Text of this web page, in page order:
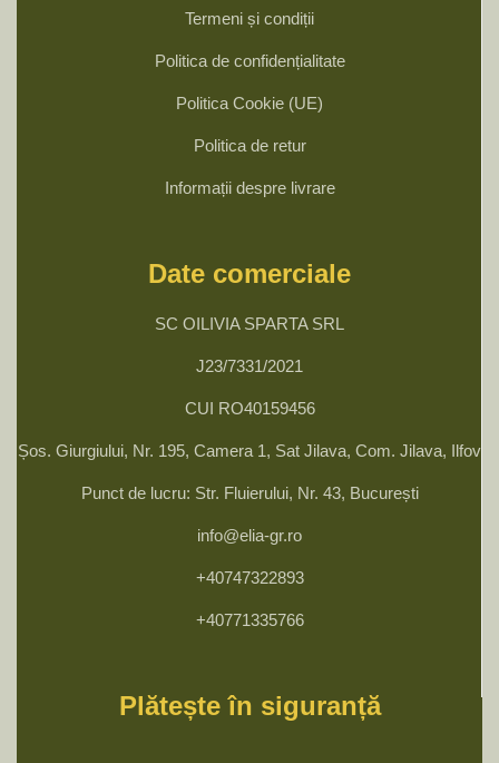
Termeni și condiții
Politica de confidențialitate
Politica Cookie (UE)
Politica de retur
Informații despre livrare
Date comerciale
SC OILIVIA SPARTA SRL
J23/7331/2021
CUI RO40159456
Șos. Giurgiului, Nr. 195, Camera 1, Sat Jilava, Com. Jilava, Ilfov
Punct de lucru: Str. Fluierului, Nr. 43, București
info@elia-gr.ro
+40747322893
+40771335766
Plătește în siguranță